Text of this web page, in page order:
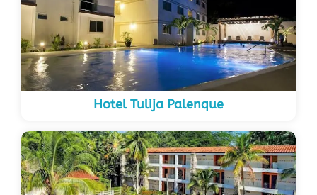
Hotel Tulija Palenque